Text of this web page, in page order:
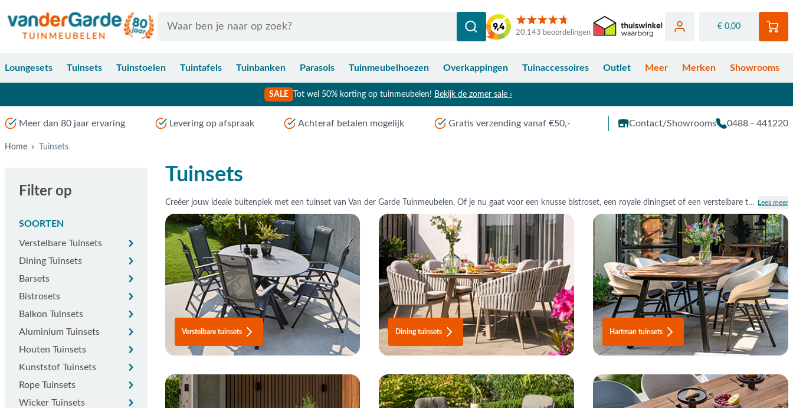
20.143 beoordelingen
€ 0,00
Loungesets Tuinsets Tuinstoelen Tuintafels Tuinbanken Parasols Tuinmeubelhoezen Overkappingen Tuinaccessoires Outlet Meer Merken Showrooms
SALE Tot wel 50% korting op tuinmeubelen! Bekijk de zomer sale ›
Meer dan 80 jaar ervaring Levering op afspraak Achteraf betalen mogelijk Gratis verzending vanaf €50,- Contact/Showrooms 0488 - 441220
Home Tuinsets
Tuinsets
Creëer jouw ideale buitenplek met een tuinset van Van der Garde Tuinmeubelen. Of je nu gaat voor een knusse bistroset, een royale diningset of een verstelbare tuinset, je geniet van ultiem comfortabel buitenleven. Kies uit stijlvolle materialen met elk een eigen charme. Bestel jouw tuinset eenvoudig online of kom proefzitten in één van onze showrooms. Je bent van harte welkom in Opheusden, Duiven of Apeldoorn. Lees meer
Verstelbare tuinsets Dining tuinsets Hartman tuinsets
Filter op
SOORTEN
Verstelbare tuinsets
Verstelbare Tuinsets
Dining tuinsets
Dining Tuinsets
Barsets
Barsets
Bistrosets
Bistrosets
Balkon tuinsets
Balkon Tuinsets
Aluminium tuinsets
Aluminium Tuinsets
Houten tuinsets
Houten Tuinsets
Kunststof tuinsets
Kunststof Tuinsets
Rope tuinsets
Rope Tuinsets
Wicker tuinsets
Wicker Tuinsets